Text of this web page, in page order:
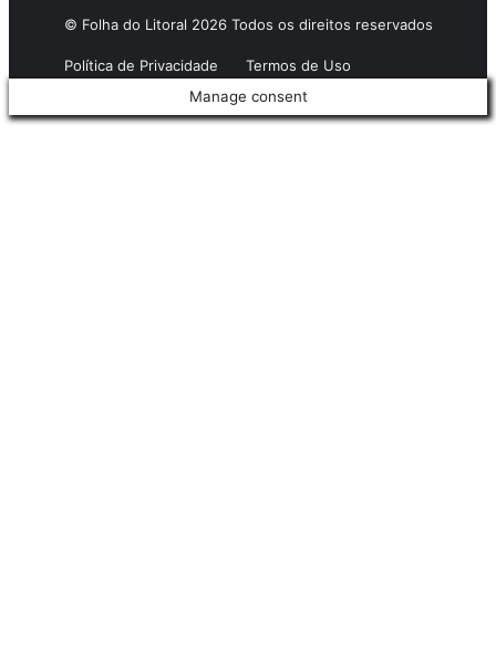
© Folha do Litoral 2026 Todos os direitos reservados
Política de Privacidade
Termos de Uso
Manage consent